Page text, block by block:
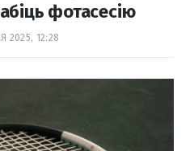
фотасесію
2025, 12:28